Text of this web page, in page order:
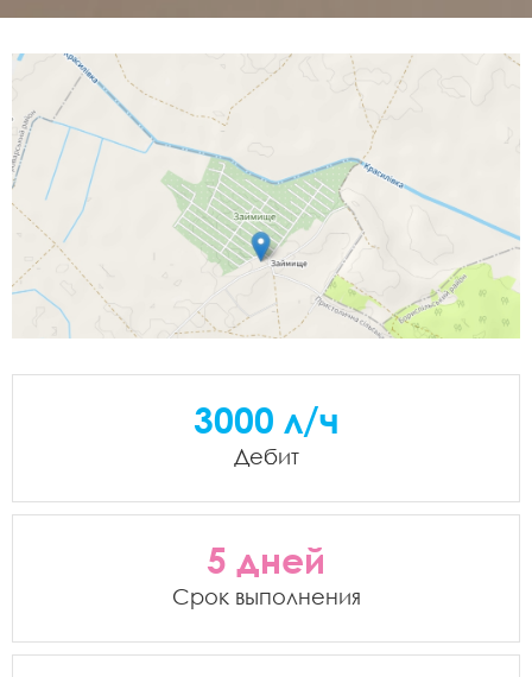
3000 л/ч
Дебит
5 дней
Срок выполнения